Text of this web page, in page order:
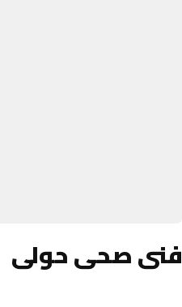
فنى صحى حولى